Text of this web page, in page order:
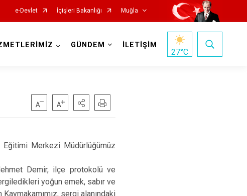
e-Devlet İçişleri Bakanlığı Muğla
Ortaca
Ula
GÜNDEM İLETİŞİM
27°C
Merkezi Müdürlüğümüz
Demir, ilçe protokolü ve
yoğun emek, sabır ve
sergi alanındaki